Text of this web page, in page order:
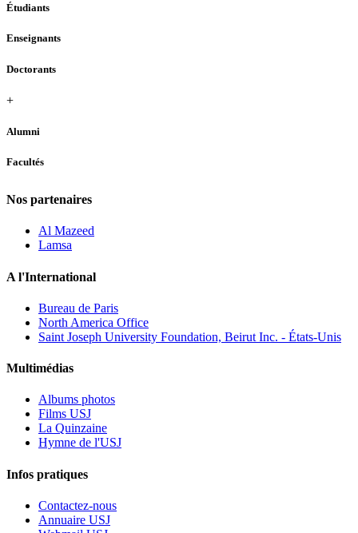
Étudiants
Enseignants
Doctorants
+
Alumni
Facultés
Nos partenaires
Al Mazeed
Lamsa
A l'International
Bureau de Paris
North America Office
Saint Joseph University Foundation, Beirut Inc. - États-Unis
Multimédias
Albums photos
Films USJ
La Quinzaine
Hymne de l'USJ
Infos pratiques
Contactez-nous
Annuaire USJ